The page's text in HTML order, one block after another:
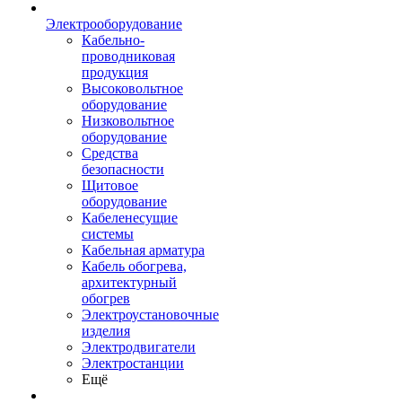
Электрооборудование
Кабельно-
проводниковая
продукция
Высоковольтное
оборудование
Низковольтное
оборудование
Средства
безопасности
Щитовое
оборудование
Кабеленесущие
системы
Кабельная арматура
Кабель обогрева,
архитектурный
обогрев
Электроустановочные
изделия
Электродвигатели
Электростанции
Ещё